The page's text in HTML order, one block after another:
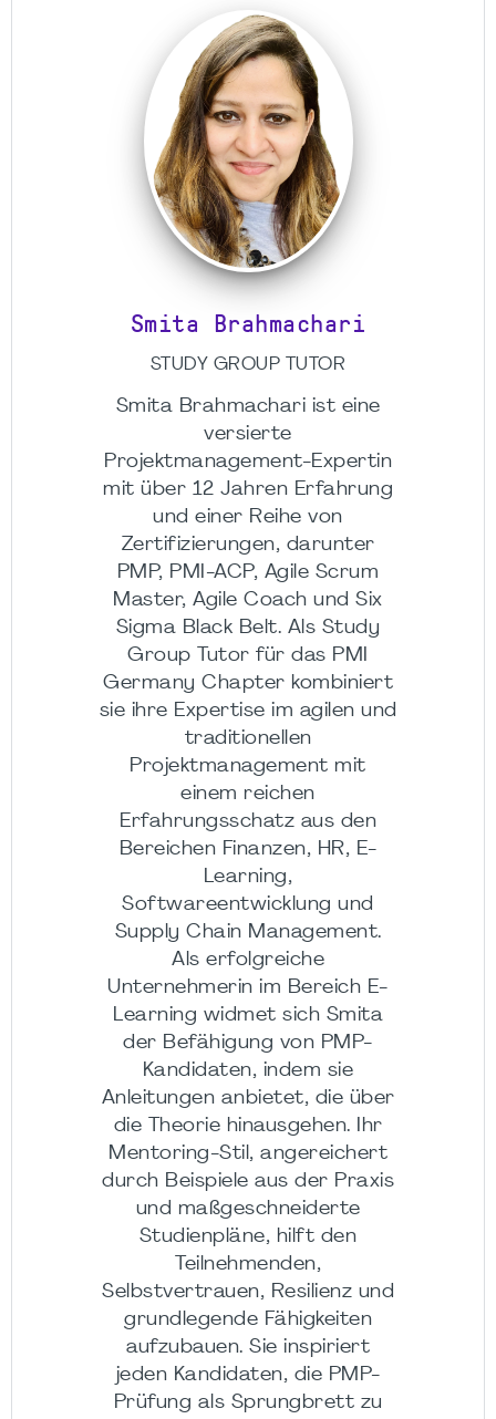
Smita Brahmachari
STUDY GROUP TUTOR
Smita Brahmachari ist eine
versierte
Projektmanagement-Expertin
mit über 12 Jahren Erfahrung
und einer Reihe von
Zertifizierungen, darunter
PMP, PMI-ACP, Agile Scrum
Master, Agile Coach und Six
Sigma Black Belt. Als Study
Group Tutor für das PMI
Germany Chapter kombiniert
sie ihre Expertise im agilen und
traditionellen
Projektmanagement mit
einem reichen
Erfahrungsschatz aus den
Bereichen Finanzen, HR, E-
Learning,
Softwareentwicklung und
Supply Chain Management.
Als erfolgreiche
Unternehmerin im Bereich E-
Learning widmet sich Smita
der Befähigung von PMP-
Kandidaten, indem sie
Anleitungen anbietet, die über
die Theorie hinausgehen. Ihr
Mentoring-Stil, angereichert
durch Beispiele aus der Praxis
und maßgeschneiderte
Studienpläne, hilft den
Teilnehmenden,
Selbstvertrauen, Resilienz und
grundlegende Fähigkeiten
aufzubauen. Sie inspiriert
jeden Kandidaten, die PMP-
Prüfung als Sprungbrett zu